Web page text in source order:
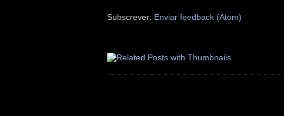
Subscrever: Enviar feedback (Atom)